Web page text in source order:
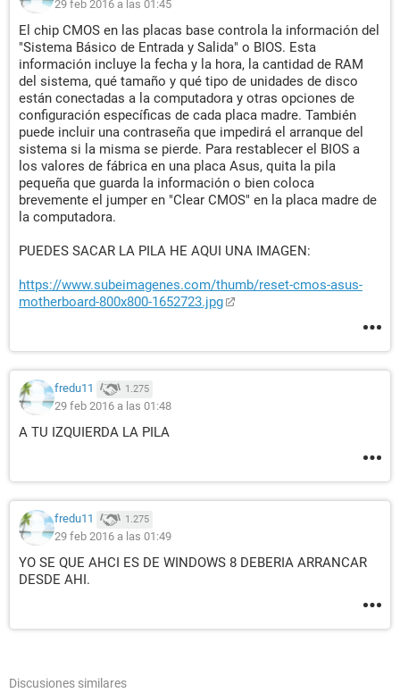
29 feb 2016 a las 01:45
El chip CMOS en las placas base controla la información del
"Sistema Básico de Entrada y Salida" o BIOS. Esta
información incluye la fecha y la hora, la cantidad de RAM
del sistema, qué tamaño y qué tipo de unidades de disco
están conectadas a la computadora y otras opciones de
configuración específicas de cada placa madre. También
puede incluir una contraseña que impedirá el arranque del
sistema si la misma se pierde. Para restablecer el BIOS a
los valores de fábrica en una placa Asus, quita la pila
pequeña que guarda la información o bien coloca
brevemente el jumper en "Clear CMOS" en la placa madre de
la computadora.
PUEDES SACAR LA PILA HE AQUI UNA IMAGEN:
https://www.subeimagenes.com/thumb/reset-cmos-asus-
motherboard-800x800-1652723.jpg
fredu11 1.275
29 feb 2016 a las 01:48
A TU IZQUIERDA LA PILA
fredu11 1.275
29 feb 2016 a las 01:49
YO SE QUE AHCI ES DE WINDOWS 8 DEBERIA ARRANCAR
DESDE AHI.
Discusiones similares